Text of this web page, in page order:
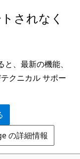
されなく
、最新の機能、
クニカル サポー
の詳細情報